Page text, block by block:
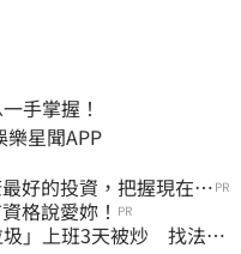
手掌握！
刻下載娛樂星聞APP
好的投資，把握現在不 PR
格說愛妳！ PR
圾」上班3天被炒 找法院